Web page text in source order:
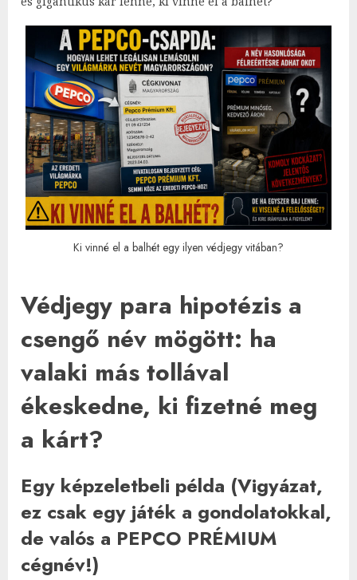
Ki vinné el a balhét egy ilyen védjegy vitában?
Védjegy para hipotézis a
csengő név mögött: ha
valaki más tollával
ékeskedne, ki fizetné meg
a kárt?
Egy képzeletbeli példa (Vigyázat,
ez csak egy játék a gondolatokkal,
de valós a PEPCO PRÉMIUM
cégnév!)